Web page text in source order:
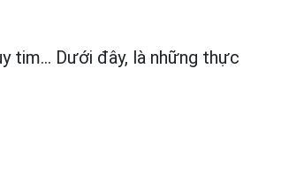
tim... Dưới đây, là những thực